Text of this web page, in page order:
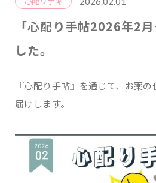
「心配り手帖2026年2
した。
『心配り手帖』を通じて、お薬
届けします。